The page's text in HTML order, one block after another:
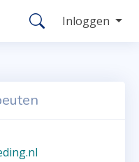
Inloggen